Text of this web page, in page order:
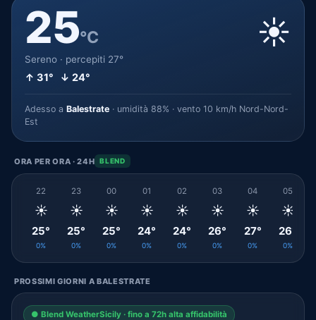
25°C
Sereno · percepiti 27°
↑ 31° ↓ 24°
☀️
Adesso a Balestrate · umidità 88% · vento 10 km/h Nord-Nord-
Est
ORA PER ORA · 24H BLEND
22
☀️
25°
0%
23
☀️
25°
0%
00
☀️
25°
0%
01
☀️
24°
0%
02
☀️
24°
0%
03
☀️
26°
0%
04
☀️
27°
0%
05
☀️
26°
0%
PROSSIMI GIORNI A BALESTRATE
● Blend WeatherSicily · fino a 72h alta affidabilità